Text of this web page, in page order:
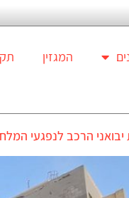
המגזין
הרכב לנפגעי